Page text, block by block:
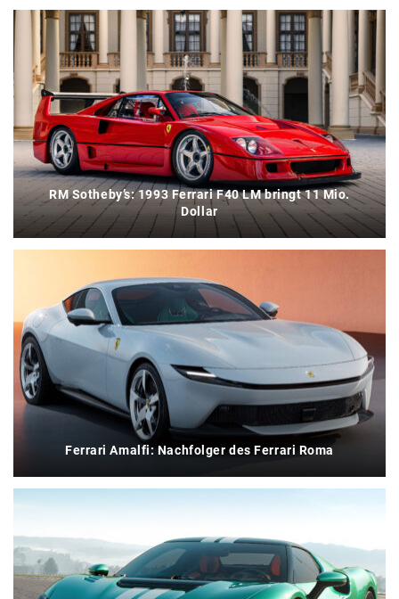
RM Sotheby’s: 1993 Ferrari F40 LM bringt 11 Mio.
Dollar
Ferrari Amalfi: Nachfolger des Ferrari Roma